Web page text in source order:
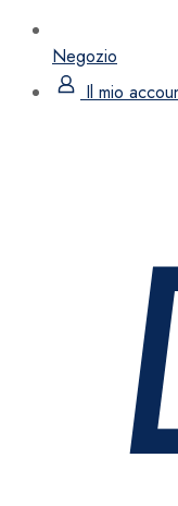
Negozio
Il mio